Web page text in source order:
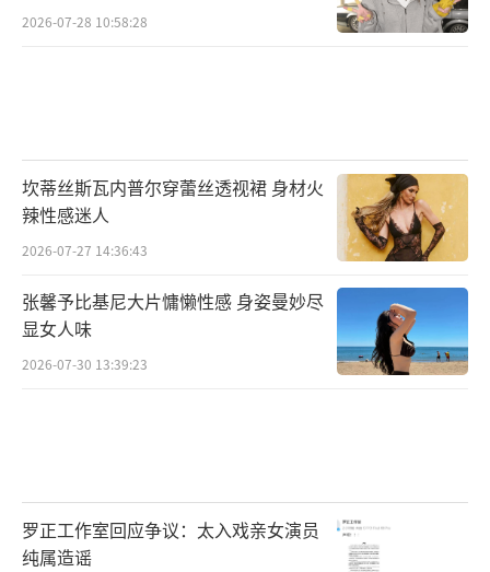
2026-07-28 10:58:28
坎蒂丝斯瓦内普尔穿蕾丝透视裙 身材火
辣性感迷人
2026-07-27 14:36:43
张馨予比基尼大片慵懒性感 身姿曼妙尽
显女人味
2026-07-30 13:39:23
罗正工作室回应争议：太入戏亲女演员
纯属造谣